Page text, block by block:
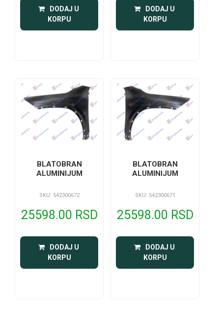
DODAJ U
KORPU
DODAJ U
KORPU
BLATOBRAN
ALUMINIJUM
SKU: 542300672
25598.00 RSD
DODAJ U
KORPU
BLATOBRAN
ALUMINIJUM
SKU: 542300671
25598.00 RSD
DODAJ U
KORPU